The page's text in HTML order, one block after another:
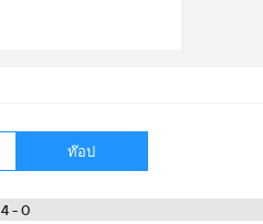
ท๊อป
4 - 0